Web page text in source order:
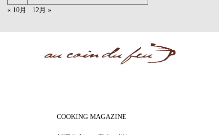
« 10月
12月 »
COOKING MAGAZINE